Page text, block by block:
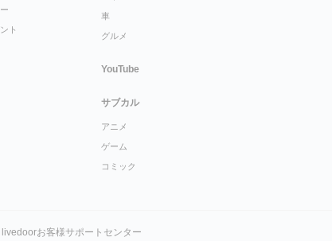
ト
車
グルメ
YouTube
サブカル
アニメ
ゲーム
コミック
livedoorお客様サポートセンター